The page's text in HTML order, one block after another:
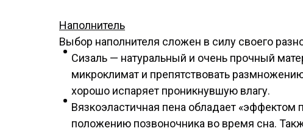
Наполнитель
Выбор наполнителя сложен в силу своего
Сизаль — натуральный и очень прочный
микроклимат и препятствовать
хорошо испаряет проникнувшую влагу.
Вязкоэластичная пена обладает
положению позвоночника во время сна.